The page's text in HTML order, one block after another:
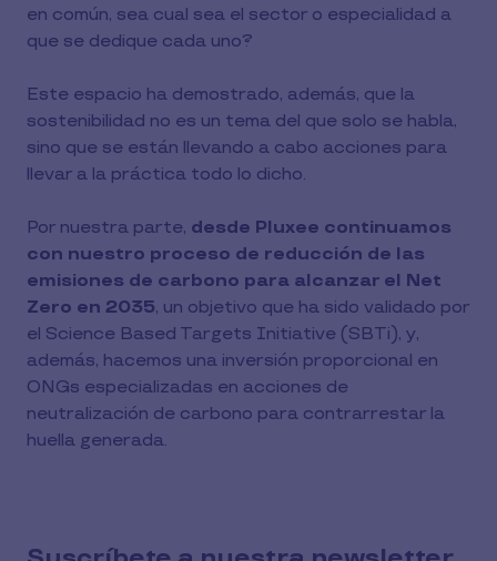
en común, sea cual sea el sector o especialidad a
que se dedique cada uno?
Este espacio ha demostrado, además, que la
sostenibilidad no es un tema del que solo se habla,
sino que se están llevando a cabo acciones para
llevar a la práctica todo lo dicho.
Por nuestra parte, desde Pluxee continuamos
con nuestro proceso de reducción de las
emisiones de carbono para alcanzar el Net
Zero en 2035, un objetivo que ha sido validado por
el Science Based Targets Initiative (SBTi), y,
además, hacemos una inversión proporcional en
ONGs especializadas en acciones de
neutralización de carbono para contrarrestar la
huella generada.